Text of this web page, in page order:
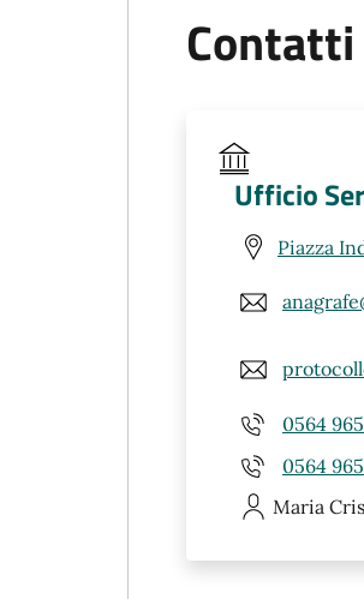
Contatti
Ufficio
Piazza
0564
0564
Maria